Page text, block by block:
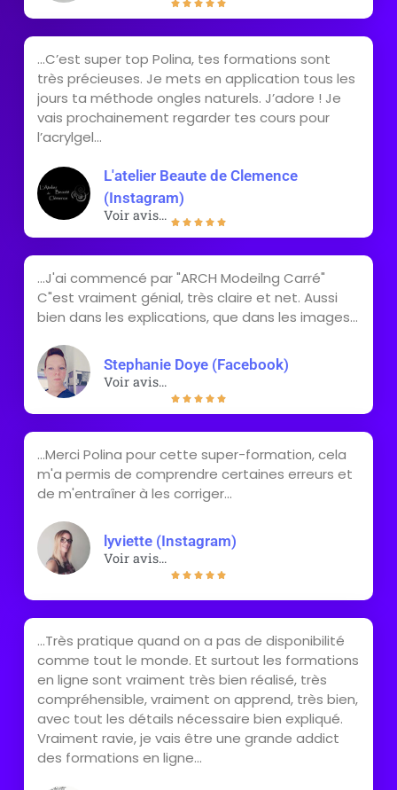
    
...C’est super top Polina, tes formations sont
très précieuses. Je mets en application tous les
jours ta méthode ongles naturels. J’adore ! Je
vais prochainement regarder tes cours pour
l’acrylgel...
L'atelier Beaute de Clemence
(Instagram)
Voir avis...     
...J'ai commencé par "ARCH Modeilng Carré"
C"est vraiment génial, très claire et net. Aussi
bien dans les explications, que dans les images...
Stephanie Doye (Facebook)
Voir avis...
    
...Merci Polina pour cette super-formation, cela
m'a permis de comprendre certaines erreurs et
de m'entraîner à les corriger...
lyviette (Instagram)
Voir avis...
    
...Très pratique quand on a pas de disponibilité
comme tout le monde. Et surtout les formations
en ligne sont vraiment très bien réalisé, très
compréhensible, vraiment on apprend, très bien,
avec tout les détails nécessaire bien expliqué.
Vraiment ravie, je vais être une grande addict
des formations en ligne...